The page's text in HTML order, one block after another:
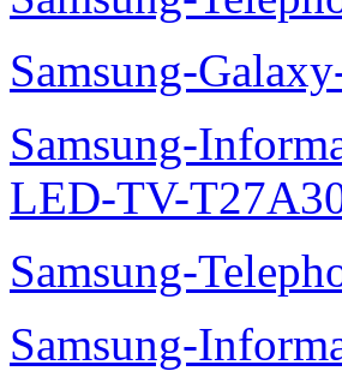
Samsung-
Samsung-
LED-TV-
Samsung-
Samsung-